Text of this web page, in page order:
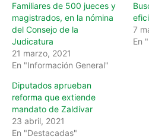
Familiares de 500 jueces y
magistrados, en la nómina
del Consejo de la
Judicatura
21 marzo, 2021
En "Información General"
7
En
Diputados aprueban
reforma que extiende
mandato de Zaldívar
23 abril, 2021
En "Destacadas"